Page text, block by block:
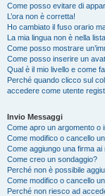
Come posso evitare di
L’ora non è corretta!
Ho cambiato il fuso orario
La mia lingua non è nella
Come posso mostrare
Come posso inserire un
Qual è il mio livello e come
Perché quando clicco sul
accedere come utente
Invio Messaggi
Come apro un argomento o
Come modifico o cancello
Come aggiungo una firma ai
Come creo un sondaggio?
Perché non è possibile
Come modifico o cancello
Perché non riesco ad